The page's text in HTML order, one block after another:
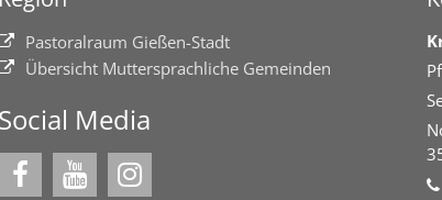
Pastoralraum Gießen-Stadt
Übersicht Muttersprachliche Gemeinden
Social Media